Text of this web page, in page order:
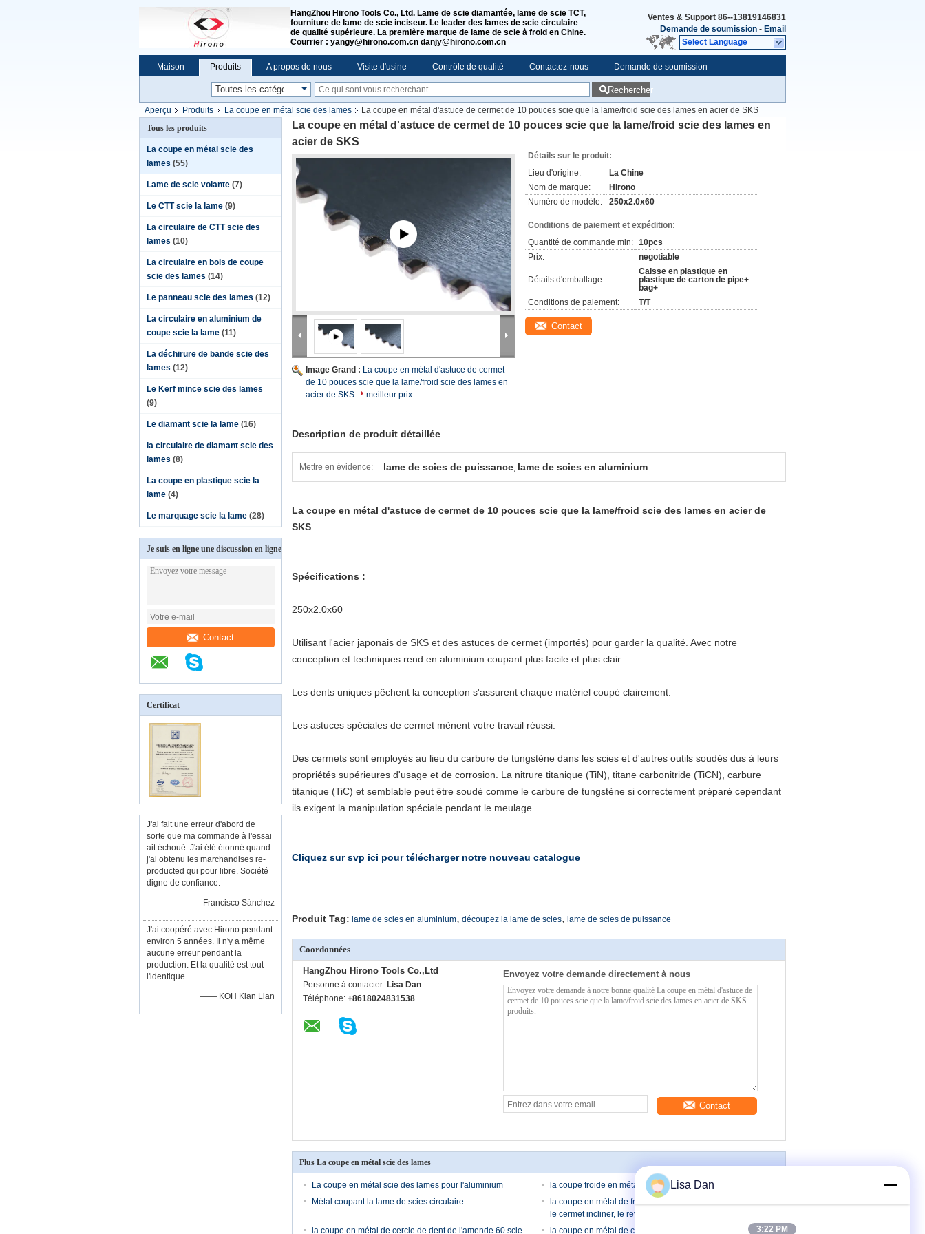
HangZhou Hirono Tools Co., Ltd. Lame de scie diamantée, lame de scie TCT,
fourniture de lame de scie inciseur. Le leader des lames de scie circulaire
de qualité supérieure. La première marque de lame de scie à froid en Chine.
Courrier : yangy@hirono.com.cn danjy@hirono.com.cn
Ventes & Support 86--13819146831
Demande de soumission - Email
Select Language
Maison Produits A propos de nous Visite d'usine Contrôle de qualité Contactez-nous Demande de soumission
Rechercher
Aperçu Produits La coupe en métal scie des lames
La coupe en métal d'astuce de cermet de 10 pouces scie que la lame/froid scie des lames en acier de SKS
Tous les produits
La coupe en métal scie des
lames (55)
Lame de scie volante (7)
Le CTT scie la lame (9)
La circulaire de CTT scie des
lames (10)
La circulaire en bois de coupe
scie des lames (14)
Le panneau scie des lames (12)
La circulaire en aluminium de
coupe scie la lame (11)
La déchirure de bande scie des
lames (12)
Le Kerf mince scie des lames
(9)
Le diamant scie la lame (16)
la circulaire de diamant scie des
lames (8)
La coupe en plastique scie la
lame (4)
Le marquage scie la lame (28)
Je suis en ligne une discussion en ligne
Contact
Certificat
J'ai fait une erreur d'abord de
sorte que ma commande à l'essai
ait échoué. J'ai été étonné quand
j'ai obtenu les marchandises re-
producted qui pour libre. Société
digne de confiance.
—— Francisco Sánchez
J'ai coopéré avec Hirono pendant
environ 5 années. Il n'y a même
aucune erreur pendant la
production. Et la qualité est tout
l'identique.
—— KOH Kian Lian
La coupe en métal d'astuce de cermet de 10 pouces scie que la lame/froid scie des lames en
acier de SKS
Image Grand : La coupe en métal d'astuce de cermet
de 10 pouces scie que la lame/froid scie des lames en
acier de SKS
meilleur prix
Détails sur le produit:
Lieu d'origine:
La Chine
Nom de marque:
Hirono
Numéro de modèle:
250x2.0x60
Conditions de paiement et expédition:
Quantité de commande min: 10pcs
Prix:
negotiable
Détails d'emballage:
Caisse en plastique en
plastique de carton de pipe+
bag+
Conditions de paiement:
T/T
Contact
Description de produit détaillée
Mettre en évidence: lame de scies de puissance, lame de scies en aluminium
La coupe en métal d'astuce de cermet de 10 pouces scie que la lame/froid scie des lames en acier de
SKS
Spécifications :
250x2.0x60
Utilisant l'acier japonais de SKS et des astuces de cermet (importés) pour garder la qualité. Avec notre
conception et techniques rend en aluminium coupant plus facile et plus clair.
Les dents uniques pêchent la conception s'assurent chaque matériel coupé clairement.
Les astuces spéciales de cermet mènent votre travail réussi.
Des cermets sont employés au lieu du carbure de tungstène dans les scies et d'autres outils soudés dus à leurs
propriétés supérieures d'usage et de corrosion. La nitrure titanique (TiN), titane carbonitride (TiCN), carbure
titanique (TiC) et semblable peut être soudé comme le carbure de tungstène si correctement préparé cependant
ils exigent la manipulation spéciale pendant le meulage.
Cliquez sur svp ici pour télécharger notre nouveau catalogue
Produit Tag: lame de scies en aluminium, découpez la lame de scies, lame de scies de puissance
Coordonnées
HangZhou Hirono Tools Co.,Ltd
Personne à contacter: Lisa Dan
Téléphone: +8618024831538
Envoyez votre demande directement à nous
Contact
Plus La coupe en métal scie des lames
La coupe en métal scie des lames pour l'aluminium
la coupe froide en métal scie des lames
Métal coupant la lame de scies circulaire
la coupe en métal de froid de 420mm scie des lames avec
le cermet incliner, le revêtement spécial ISO9001
la coupe en métal de cercle de dent de l'amende 60 scie
la coupe en métal de coupe de barre de tuyau d'acier scie
Lisa Dan
3:22 PM